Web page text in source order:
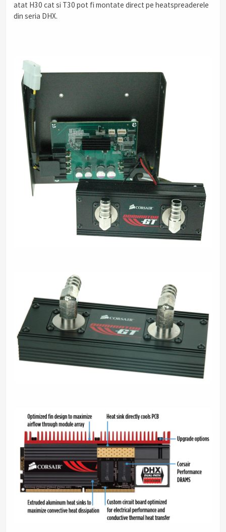
atat H30 cat si T30 pot fi montate direct pe heatspreaderele
din seria DHX.